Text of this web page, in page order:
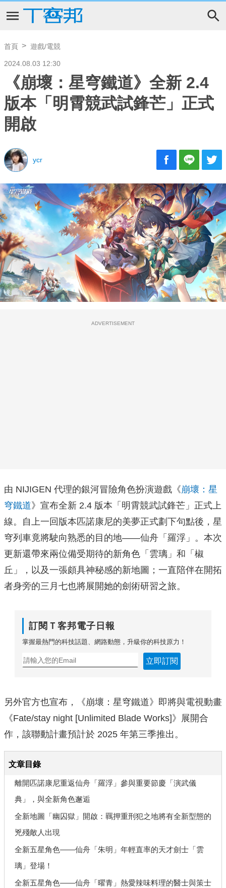
首頁 遊戲/電競
2024.08.03 12:30
《崩壞：星穹鐵道》全新 2.4
版本「明霄競武試鋒芒」正式
開啟
ycr
ADVERTISEMENT
由 NIJIGEN 代理的銀河冒險角色扮演遊戲《崩壞：星
穹鐵道》宣布全新 2.4 版本「明霄競武試鋒芒」正式上
線。自上一回版本匹諾康尼的美夢正式劃下句點後，星
穹列車竟將駛向熟悉的目的地——仙舟「羅浮」。本次
更新還帶來兩位備受期待的新角色「雲璃」和「椒
丘」，以及一張頗具神秘感的新地圖；一直陪伴在開拓
者身旁的三月七也將展開她的劍術研習之旅。
訂閱Ｔ客邦電子日報
掌握最熱門的科技話題、網路動態，升級你的科技原力！
立即訂閱
另外官方也宣布，《崩壞：星穹鐵道》即將與電視動畫
《Fate/stay night [Unlimited Blade Works]》展開合
作，該聯動計畫預計於 2025 年第三季推出。
文章目錄
離開匹諾康尼重返仙舟「羅浮」參與重要節慶「演武儀
典」，與全新角色邂逅
全新地圖「幽囚獄」開啟：羈押重刑犯之地將有全新型態的
兇殘敵人出現
全新五星角色——仙舟「朱明」年輕直率的天才劍士「雲
璃」登場！
全新五星角色——仙舟「曜青」熱愛辣味料理的醫士與策士